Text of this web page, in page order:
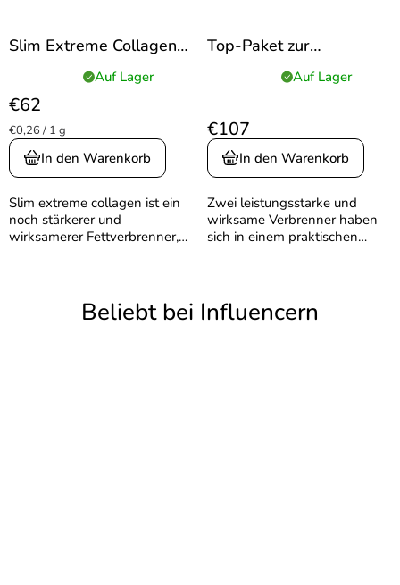
Slim Extreme Collagen
Box Ananas-Geschmack
Box 240 g (30 Beutel) –
Slim Extreme Collagen
“unterwegs”
durchschnittliche
Produktbewertung
ist
5,0
von
Sternen.
Auf Lager
€62
Verkaufspreis:
€0,26 / 1 g
In den Warenkorb
Slim extreme collagen ist ein
noch stärkerer und
wirksamerer Fettverbrenner,
hochwertigen patentierten
Kollagenpeptiden...
Top-Paket zur
Gewichtsreduktion
ist
5,0
von
Sternen.
Auf Lager
€107
In den Warenkorb
Zwei leistungsstarke und
wirksame Verbrenner haben
sich in einem praktischen
und hochwertige Erholung zu
kümmern. Verbessert...
Beliebt bei Influencern